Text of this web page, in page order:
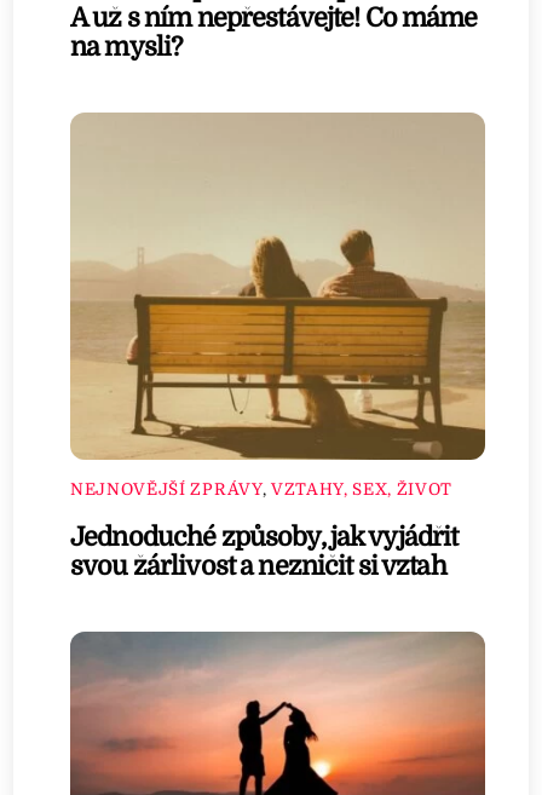
A už s ním nepřestávejte! Co máme
na mysli?
NEJNOVĚJŠÍ ZPRÁVY, VZTAHY, SEX, ŽIVOT
Jednoduché způsoby, jak vyjádřit
svou žárlivost a nezničit si vztah